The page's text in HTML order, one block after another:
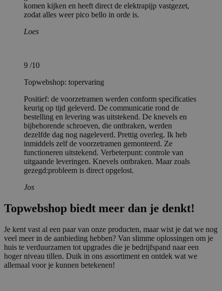
komen kijken en heeft direct de elektrapijp vastgezet,
zodat alles weer pico bello in orde is.
Loes
9 /10
Topwebshop: topervaring
Positief: de voorzetramen werden conform specificaties
keurig op tijd geleverd. De communicatie rond de
bestelling en levering was uitstekend. De knevels en
bijbehorende schroeven, die ontbraken, werden
dezelfde dag nog nageleverd. Prettig overleg. Ik heb
inmiddels zelf de voorzetramen gemonteerd. Ze
functioneren uitstekend. Verbeterpunt: controle van
uitgaande leveringen. Knevels ontbraken. Maar zoals
gezegd:probleem is direct opgelost.
Jos
Topwebshop biedt meer dan je denkt!
Je kent vast al een paar van onze producten, maar wist je dat we nog
veel meer in de aanbieding hebben? Van slimme oplossingen om je
huis te verduurzamen tot upgrades die je bedrijfspand naar een
hoger niveau tillen. Duik in ons assortiment en ontdek wat we
allemaal voor je kunnen betekenen!